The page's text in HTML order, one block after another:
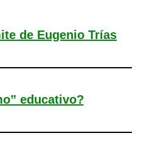
de Eugenio Trías
educativo?